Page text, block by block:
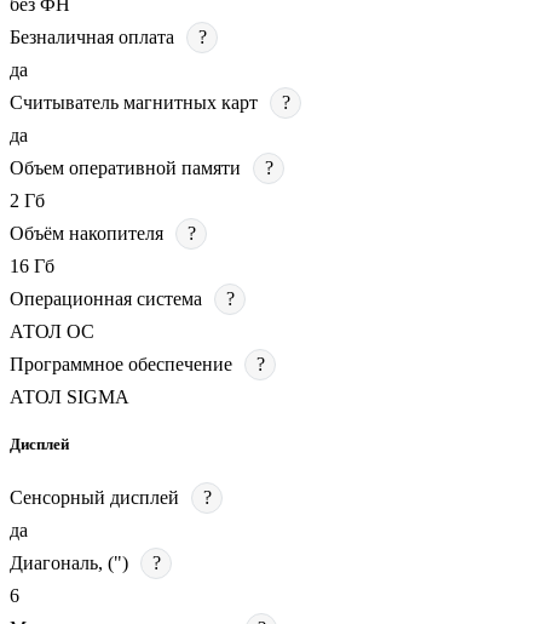
без ФН
Безналичная оплата
?
да
Считыватель магнитных карт
?
да
Объем оперативной памяти
?
2 Гб
Объём накопителя
?
16 Гб
Операционная система
?
АТОЛ ОС
Программное обеспечение
?
АТОЛ SIGMA
Дисплей
Сенсорный дисплей
?
да
Диагональ, (")
?
6